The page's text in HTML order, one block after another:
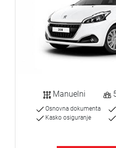
Manuelni
Osnovna dokumenta
Kasko osiguranje